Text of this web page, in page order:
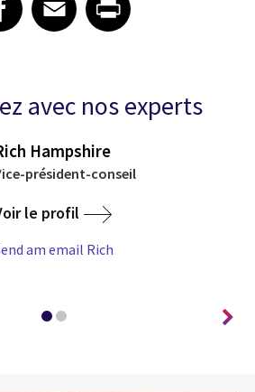
avec nos experts
Hampshire
président-conseil
le profil
am email Rich